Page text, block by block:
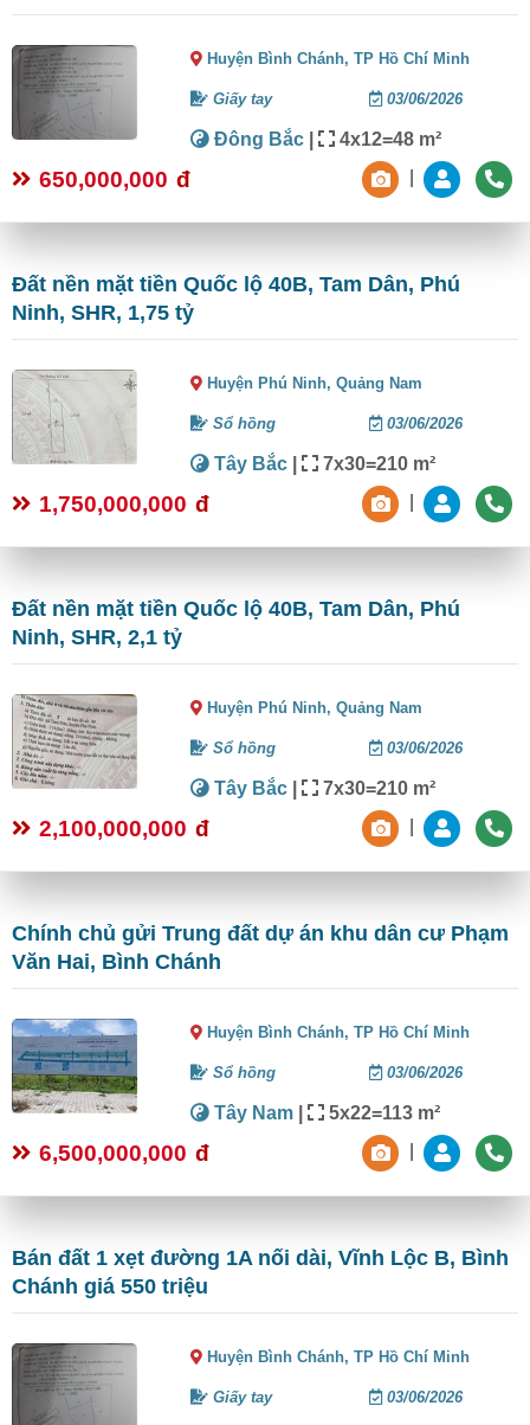
Huyện Bình Chánh,TP Hồ Chí Minh
Giấy tay 03/06/2026
Đông Bắc | 4x12=48 m²
650,000,000 đ
Đất nền mặt tiền Quốc lộ 40B, Tam Dân, Phú
Ninh, SHR, 1,75 tỷ
Huyện Phú Ninh,Quảng Nam
Sổ hồng 03/06/2026
Tây Bắc | 7x30=210 m²
1,750,000,000 đ
Đất nền mặt tiền Quốc lộ 40B, Tam Dân, Phú
Ninh, SHR, 2,1 tỷ
Huyện Phú Ninh,Quảng Nam
Sổ hồng 03/06/2026
Tây Bắc | 7x30=210 m²
2,100,000,000 đ
Chính chủ gửi Trung đất dự án khu dân cư Phạm
Văn Hai, Bình Chánh
Huyện Bình Chánh,TP Hồ Chí Minh
Sổ hồng 03/06/2026
Tây Nam | 5x22=113 m²
6,500,000,000 đ
Bán đất 1 xẹt đường 1A nối dài, Vĩnh Lộc B, Bình
Chánh giá 550 triệu
Huyện Bình Chánh,TP Hồ Chí Minh
Giấy tay 03/06/2026